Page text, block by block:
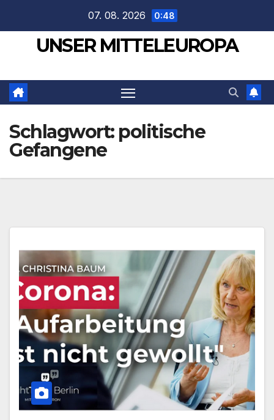
springen
07. 08. 2026 0:48
UNSER MITTELEUROPA
Schlagwort: politische
Gefangene